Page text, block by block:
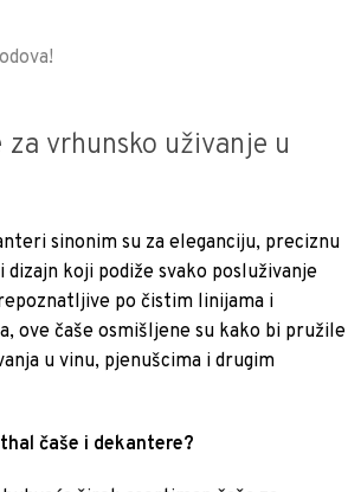
za vrhunsko uživanje u
sinonim su za eleganciju, preciznu
koji podiže svako posluživanje
po čistim linijama i
ove čaše osmišljene su kako bi pružile
u vinu, pjenušcima i drugim
čaše i dekantere?